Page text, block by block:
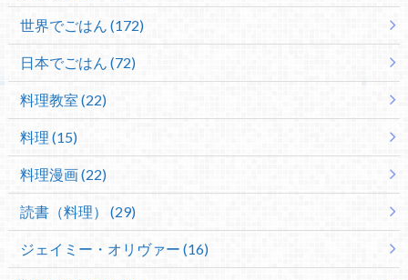
世界でごはん (172)
日本でごはん (72)
料理教室 (22)
料理 (15)
料理漫画 (22)
読書（料理） (29)
ジェイミー・オリヴァー (16)